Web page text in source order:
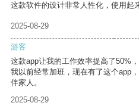
这款软件的设计非常人性化，使用起
2025-08-29
游客
这款app让我的工作效率提高了50%
我以前经常加班，现在有了这个app
伴家人。
2025-08-29